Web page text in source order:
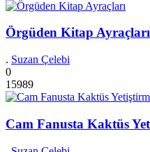
Örgüden Kitap Ayraçları
. Suzan Çelebi
0
15989
Cam Fanusta Kaktüs